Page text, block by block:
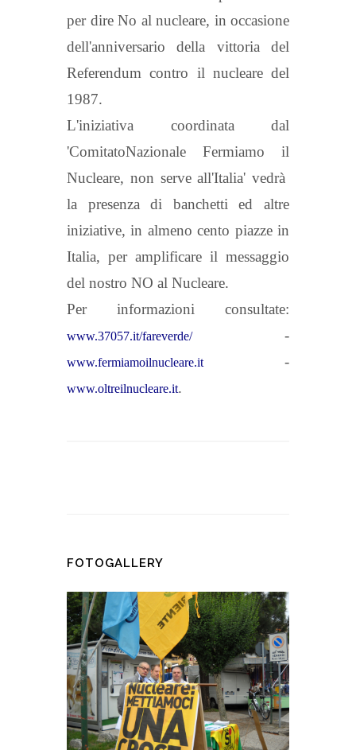
per dire No al nucleare, in occasione
dell'anniversario della vittoria del
Referendum contro il nucleare del
1987.
L'iniziativa coordinata dal
'ComitatoNazionale Fermiamo il
Nucleare, non serve all'Italia' vedrà
la presenza di banchetti ed altre
iniziative, in almeno cento piazze in
Italia, per amplificare il messaggio
del nostro NO al Nucleare.
Per informazioni consultate:
www.37057.it/fareverde/-
www.fermiamoilnucleare.it -
www.oltreilnucleare.it.
FOTOGALLERY